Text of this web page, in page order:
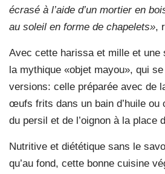
écrasé à l’aide d’un mortier en
au soleil en forme de chapelets»,
Avec cette harissa et mille et une
la mythique «objet mayou», qui
versions: celle préparée avec de
œufs frits dans un bain d’huile ou
du persil et de l’oignon à la place
Nutritive et diététique sans le
qu’au fond, cette bonne cuisine